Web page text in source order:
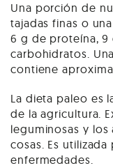
Una porción de
tajadas finas o
6 g de proteína, 9
carbohidratos.
contiene
La dieta paleo es
de la agricultura.
leguminosas y
cosas. Es
enfermedades.